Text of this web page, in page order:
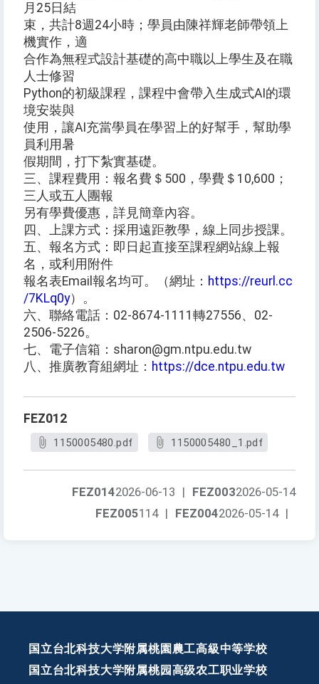
月25日結
束，共計8週24小時；學員由陳祥輝老師帶領上
機實作，適
合作為無程式設計基礎的高中職以上學生及在職
人士修習
Python的初級課程，課程中會帶入生成式AI的環
境安裝與
使用，讓AI充當學員在學習上的好幫手，幫助學
員利用暑
假期間，打下紮實基礎。
三、課程費用：報名費＄500，學費＄10,600；
三人或五人團報
另有學費優惠，詳見簡章內容。
四、上課方式：採用遠距教學，線上同步授課。
五、報名方式：即日起直接至課程網站線上報
名，或利用附件
報名表Email報名均可。（網址： https://reurl.cc
/7KLq0y）。
六、聯絡電話：02-8674-1111轉27556、02-
2506-5226。
七、電子信箱：sharon@gm.ntpu.edu.tw
八、推廣教育組網址： https://dce.ntpu.edu.tw
FEZ012
1150005480.pdf 1150005480_1.pdf
FEZ0032026-05-14
FEZ0142026-06-13 |
FEZ0042026-05-14 |
FEZ005114 |
国立台北科技大学附属桃園農工高級中等学校
国立台北科技大学附属桃园高级农工职业学校